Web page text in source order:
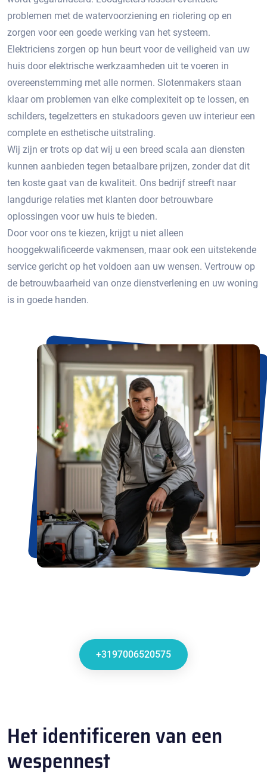
problemen met de watervoorziening en riolering op en
zorgen voor een goede werking van het systeem.
Elektriciens zorgen op hun beurt voor de veiligheid van uw
huis door elektrische werkzaamheden uit te voeren in
overeenstemming met alle normen. Slotenmakers staan ​​
klaar om problemen van elke complexiteit op te lossen, en
schilders, tegelzetters en stukadoors geven uw interieur een
complete en esthetische uitstraling.
Wij zijn er trots op dat wij u een breed scala aan diensten
kunnen aanbieden tegen betaalbare prijzen, zonder dat dit
ten koste gaat van de kwaliteit. Ons bedrijf streeft naar
langdurige relaties met klanten door betrouwbare
oplossingen voor uw huis te bieden.
Door voor ons te kiezen, krijgt u niet alleen
hooggekwalificeerde vakmensen, maar ook een uitstekende
service gericht op het voldoen aan uw wensen. Vertrouw op
de betrouwbaarheid van onze dienstverlening en uw woning
is in goede handen.
+3197006520575
Het identificeren van een
wespennest